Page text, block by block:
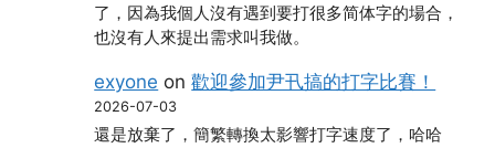
了，因為我個人沒有遇到要打很多简体字的場合，
也沒有人來提出需求叫我做。
exyone on歡迎參加尹卂搞的打字比賽！
2026-07-03
還是放棄了，簡繁轉換太影響打字速度了，哈哈